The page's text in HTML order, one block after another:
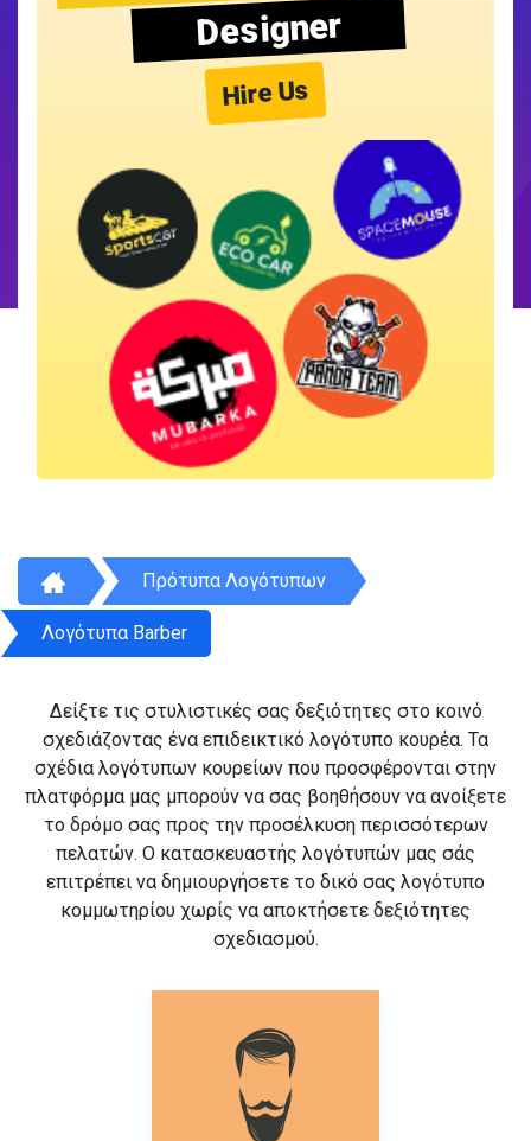
Designer
Hire Us
Πρότυπα Λογότυπων
Λογότυπα Barber
Δείξτε τις στυλιστικές σας δεξιότητες στο κοινό
σχεδιάζοντας ένα επιδεικτικό λογότυπο κουρέα. Τα
σχέδια λογότυπων κουρείων που προσφέρονται στην
πλατφόρμα μας μπορούν να σας βοηθήσουν να ανοίξετε
το δρόμο σας προς την προσέλκυση περισσότερων
πελατών. Ο κατασκευαστής λογότυπών μας σάς
επιτρέπει να δημιουργήσετε το δικό σας λογότυπο
κομμωτηρίου χωρίς να αποκτήσετε δεξιότητες
σχεδιασμού.